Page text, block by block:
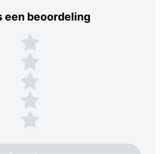
een beoordeling
Plaats een beoordeling
5 sterren
4 sterren
3 sterren
2 sterren
1 ster